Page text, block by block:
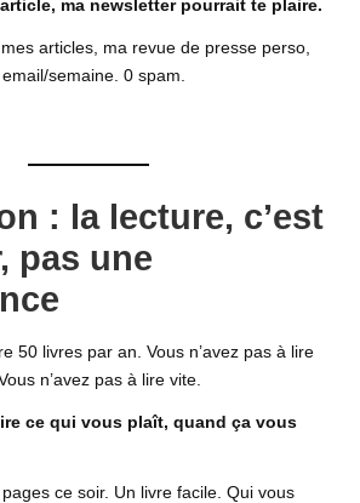
ma newsletter pourrait te plaire.
articles, ma revue de presse perso,
semaine. 0 spam.
: la lecture, c’est
pas une
50 livres par an. Vous n’avez pas à lire
n’avez pas à lire vite.
ce qui vous plaît, quand ça vous
ce soir. Un livre facile. Qui vous